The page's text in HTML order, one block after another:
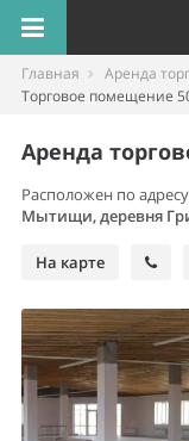
Главная
Аренда
Торговое помещение
Аренда
Расположен по
Мытищи, деревня
На карте